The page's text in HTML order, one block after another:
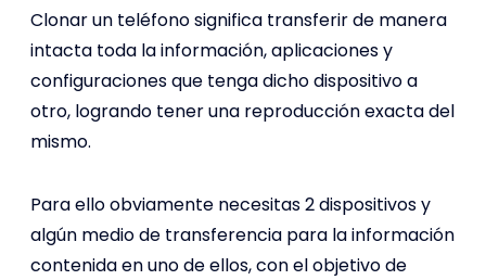
Clonar un teléfono significa transferir de manera
intacta toda la información, aplicaciones y
configuraciones que tenga dicho dispositivo a
otro, logrando tener una reproducción exacta del
mismo.
Para ello obviamente necesitas 2 dispositivos y
algún medio de transferencia para la información
contenida en uno de ellos, con el objetivo de